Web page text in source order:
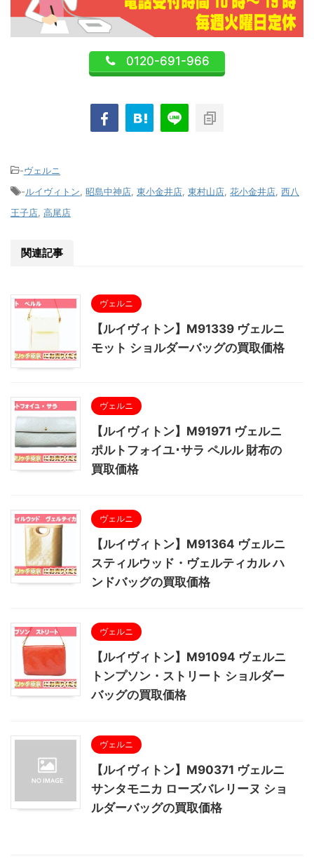
0120-691-966
-ヴェルニ
-ルイヴィトン 昭島中神店 東小金井店 東村山店 花小金井店 西八
王子店 高尾店
関連記事
ヴェルニ
【ルイヴィトン】M91339 ヴェルニ
モット ショルダーバッグの買取価格
ヴェルニ
【ルイヴィトン】M91971 ヴェルニ
ポルトフォイユ･サラ ペルル 財布の
買取価格
ヴェルニ
【ルイヴィトン】M91364 ヴェルニ
スティルウッド・ヴェルティカル ハ
ンドバッグの買取価格
ヴェルニ
【ルイヴィトン】M91094 ヴェルニ
トンプソン・ストリート ショルダー
バッグの買取価格
ヴェルニ
【ルイヴィトン】M90371 ヴェルニ
サンタモニカ ローズバレリーヌ ショ
ルダーバッグの買取価格